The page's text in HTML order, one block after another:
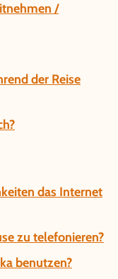
/
der Reise
das Internet
zu telefonieren?
benutzen?